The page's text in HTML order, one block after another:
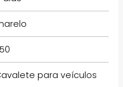
para veículos